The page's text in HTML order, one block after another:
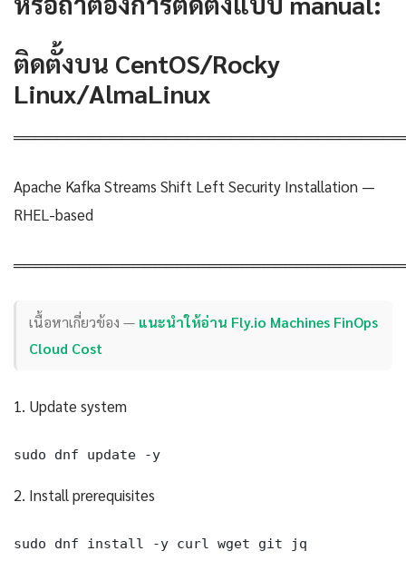
ติดตั้งบน CentOS/Rocky
Linux/AlmaLinux
Apache Kafka Streams Shift Left Security Installation —
RHEL-based
เนื้อหาเกี่ยวข้อง — แนะนำให้อ่าน Fly.io Machines FinOps
Cloud Cost
1. Update system
sudo dnf update -y
2. Install prerequisites
sudo dnf install -y curl wget git jq